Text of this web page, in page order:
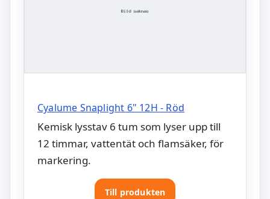
Cyalume Snaplight 6" 12H - Röd
Kemisk lysstav 6 tum som lyser upp till
12 timmar, vattentät och flamsäker, för
markering.
Till produkten